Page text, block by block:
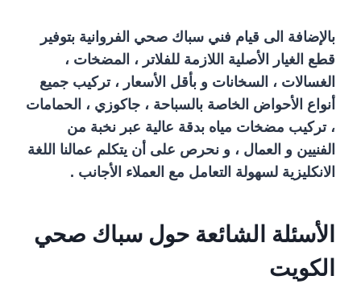
بالإضافة الى قيام فني سباك صحي الفروانية بتوفير
قطع الغيار الأصلية اللازمة للفلاتر ، المضخات ،
الغسالات ، السخانات و بأقل الأسعار ، تركيب جميع
أنواع الأحواض الخاصة بالسباحة ، جاكوزي ، الحمامات
، تركيب مضخات مياه بدقة عالية عبر نخبة من
الفنيين و العمال ، و نحرص على أن يتكلم عمالنا اللغة
الانكليزية لسهولة التعامل مع العملاء الأجانب .
الأسئلة الشائعة حول سباك صحي
الكويت